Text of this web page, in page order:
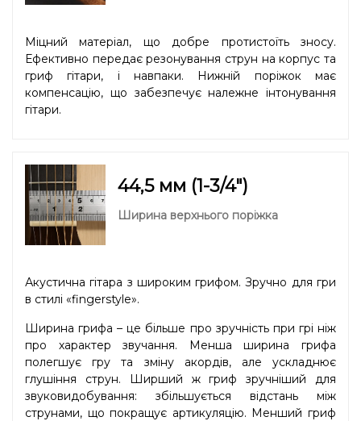
Міцний матеріал, що добре протистоїть зносу.
Ефективно передає резонування струн на корпус та
гриф гітари, і навпаки. Нижній поріжок має
компенсацію, що забезпечує належне інтонування
гітари.
44,5 мм (1-3/4″)
Ширина верхнього поріжка
Акустична гітара з широким грифом. Зручно для гри
в стилі «fingerstyle».
Ширина грифа – це більше про зручність при грі ніж
про характер звучання. Менша ширина грифа
полегшує гру та зміну акордів, але ускладнює
глушіння струн. Ширший ж гриф зручніший для
звуковидобування: збільшується відстань між
струнами, що покращує артикуляцію. Менший гриф